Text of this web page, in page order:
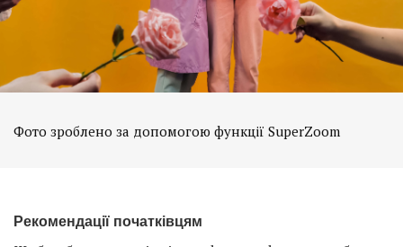
Фото зроблено за допомогою функції SuperZoom
Рекомендації початківцям